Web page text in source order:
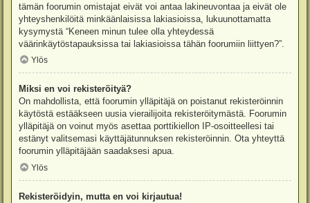
tämän foorumin omistajat eivät voi antaa lakineuvontaa ja eivät ole
yhteyshenkilöitä minkäänlaisissa lakiasioissa, lukuunottamatta
kysymystä “Keneen minun tulee olla yhteydessä
väärinkäytöstapauksissa tai lakiasioissa tähän foorumiin liittyen?”.
Ylös
Miksi en voi rekisteröityä?
On mahdollista, että foorumin ylläpitäjä on poistanut rekisteröinnin
käytöstä estääkseen uusia vierailijoita rekisteröitymästä. Foorumin
ylläpitäjä on voinut myös asettaa porttikiellon IP-osoitteellesi tai
estänyt valitsemasi käyttäjätunnuksen rekisteröinnin. Ota yhteyttä
foorumin ylläpitäjään saadaksesi apua.
Ylös
Rekisteröidyin, mutta en voi kirjautua!